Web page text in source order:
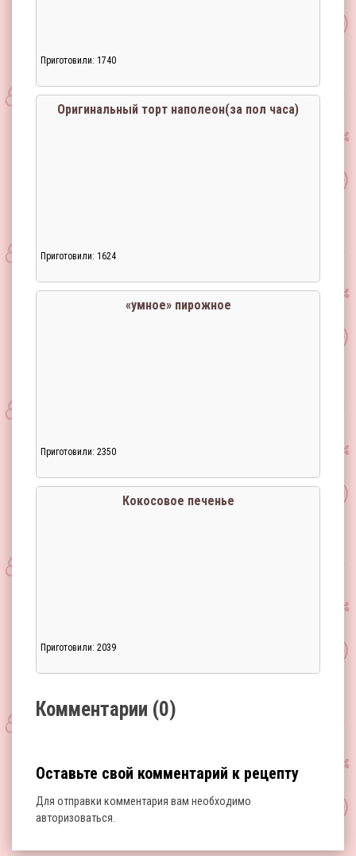
Приготовили: 1740
Оригинальный торт наполеон(за пол часа)
Приготовили: 1624
«умное» пирожное
Приготовили: 2350
Кокосовое печенье
Приготовили: 2039
Комментарии (0)
Оставьте свой комментарий к рецепту
Для отправки комментария вам необходимо
авторизоваться